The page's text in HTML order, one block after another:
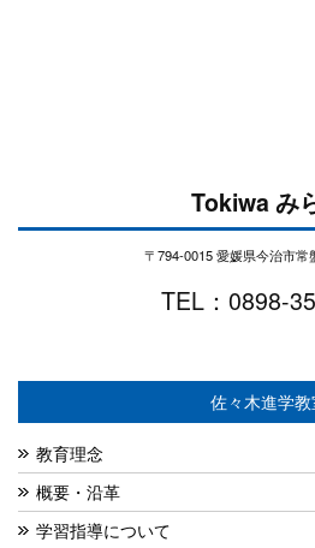
Tokiwa み
〒794-0015 愛媛県今治市常
TEL：0898-
佐々木進学教
教育理念
概要・沿革
学習指導について